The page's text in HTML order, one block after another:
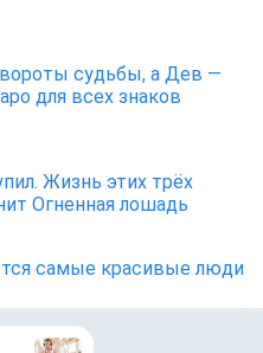
судьбы, а Дев —
для всех знаков
Жизнь этих трёх
Огненная лошадь
самые красивые люди